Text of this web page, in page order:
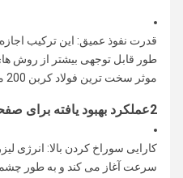
قدرت نفوذ عمیق: این ترکیب
طور قابل توجهی بیشتر از روش
موثر سخت ترین فولاد کربن 200 میلی متر را اداره کند.
2عملکرد بهبود یافته برای صفحات ضخیم
کارایی سوراخ کردن بالا: انرژی
سرعت آغاز می کند و به طور